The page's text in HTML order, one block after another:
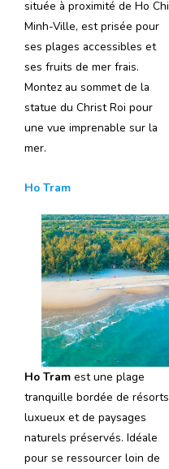
située à proximité de Ho Chi
Minh-Ville, est prisée pour
ses plages accessibles et
ses fruits de mer frais.
Montez au sommet de la
statue du Christ Roi pour
une vue imprenable sur la
mer.
Ho Tram
Ho Tram est une plage
tranquille bordée de résorts
luxueux et de paysages
naturels préservés. Idéale
pour se ressourcer loin de